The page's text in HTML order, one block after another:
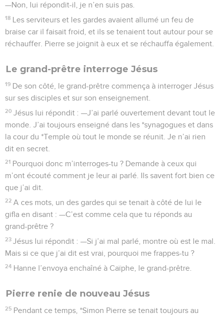
—Non, lui répondit-il, je n’en suis pas.
18 Les serviteurs et les gardes avaient allumé un feu de
braise car il faisait froid, et ils se tenaient tout autour pour se
réchauffer. Pierre se joignit à eux et se réchauffa également.
Le grand-prêtre interroge Jésus
19 De son côté, le grand-prêtre commença à interroger Jésus
sur ses disciples et sur son enseignement.
20 Jésus lui répondit : —J’ai parlé ouvertement devant tout le
monde. J’ai toujours enseigné dans les *synagogues et dans
la cour du *Temple où tout le monde se réunit. Je n’ai rien
dit en secret.
21 Pourquoi donc m’interroges-tu ? Demande à ceux qui
m’ont écouté comment je leur ai parlé. Ils savent fort bien ce
que j’ai dit.
22 A ces mots, un des gardes qui se tenait à côté de lui le
gifla en disant : —C’est comme cela que tu réponds au
grand-prêtre ?
23 Jésus lui répondit : —Si j’ai mal parlé, montre où est le mal.
Mais si ce que j’ai dit est vrai, pourquoi me frappes-tu ?
24 Hanne l’envoya enchaîné à Caïphe, le grand-prêtre.
Pierre renie de nouveau Jésus
25 Pendant ce temps, *Simon Pierre se tenait toujours au